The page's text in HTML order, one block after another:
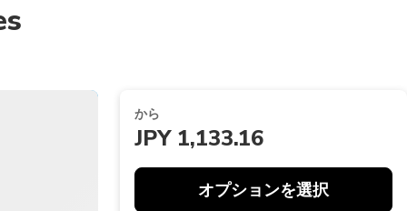
ニュージーランドドル
から
JPY 1,133.16
オプションを選択